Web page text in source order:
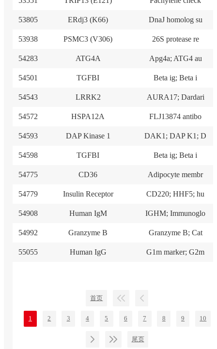
53805 ERdj3 (K66) DnaJ homolog su
53938 PSMC3 (V306) 26S protease re
54283 ATG4A Apg4a; ATG4 au
54501 TGFBI Beta ig; Beta i
54543 LRRK2 AURA17; Dardari
54572 HSPA12A FLJ13874 antibo
54593 DAP Kinase 1 DAK1; DAP K1; D
54598 TGFBI Beta ig; Beta i
54775 CD36 Adipocyte membr
54779 Insulin Receptor CD220; HHF5; hu
54908 Human IgM IGHM; Immunoglo
54992 Granzyme B Granzyme B; Cat
55055 Human IgG G1m marker; G2m
首页
1 2 3 4 5 6 7 8 9 10
尾页